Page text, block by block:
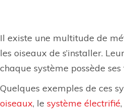
Il existe une multitude de
les oiseaux de s’installer.
chaque système possède
Quelques exemples de ces
oiseaux, le système électrifié